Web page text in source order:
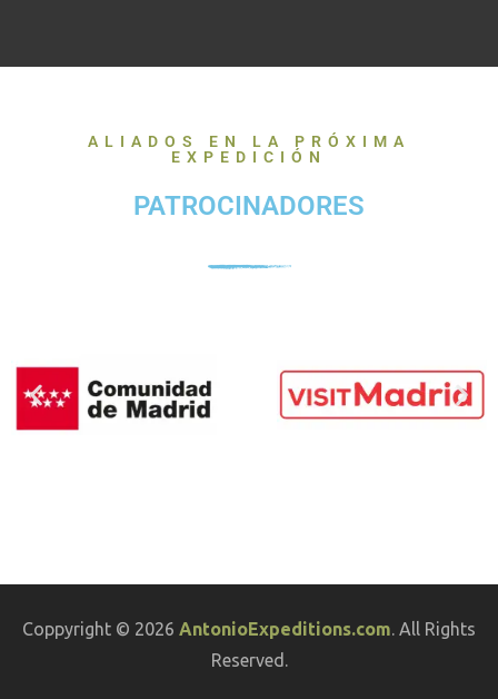
ALIADOS EN LA PRÓXIMA
EXPEDICIÓN
PATROCINADORES
Coppyright © 2026 AntonioExpeditions.com. All Rights
Reserved.